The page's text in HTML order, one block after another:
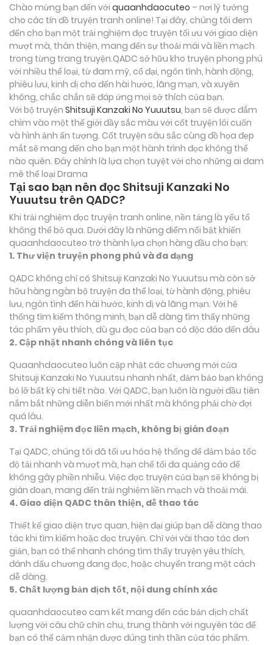
Chào mừng bạn đến với quaanhdaocuteo – nơi lý tưởng
cho các tín đồ truyện tranh online! Tại đây, chúng tôi đem
đến cho bạn một trải nghiệm đọc truyện tối ưu với giao diện
mượt mà, thân thiện, mang đến sự thoải mái và liền mạch
trong từng trang truyện.QADC sở hữu kho truyện phong phú
với nhiều thể loại, từ đam mỹ, cổ đại, ngôn tình, hành động,
phiêu lưu, kinh dị cho đến hài hước, lãng mạn, và xuyên
không, chắc chắn sẽ đáp ứng mọi sở thích của bạn.
Với bộ truyện Shitsuji Kanzaki No Yuuutsu, bạn sẽ được đắm
chìm vào một thế giới đầy sắc màu với cốt truyện lôi cuốn
và hình ảnh ấn tượng. Cốt truyện sâu sắc cùng đồ họa đẹp
mắt sẽ mang đến cho bạn một hành trình đọc không thể
nào quên. Đây chính là lựa chọn tuyệt vời cho những ai đam
mê thể loại Drama
Tại sao bạn nên đọc Shitsuji Kanzaki No
Yuuutsu trên QADC?
Khi trải nghiệm đọc truyện tranh online, nền tảng là yếu tố
không thể bỏ qua. Dưới đây là những điểm nổi bật khiến
quaanhdaocuteo trở thành lựa chọn hàng đầu cho bạn:
1. Thư viện truyện phong phú và đa dạng
QADC không chỉ có Shitsuji Kanzaki No Yuuutsu mà còn sở
hữu hàng ngàn bộ truyện đa thể loại, từ hành động, phiêu
lưu, ngôn tình đến hài hước, kinh dị và lãng mạn. Với hệ
thống tìm kiếm thông minh, bạn dễ dàng tìm thấy những
tác phẩm yêu thích, dù gu đọc của bạn có độc đáo đến đâu
2. Cập nhật nhanh chóng và liên tục
Quaanhdaocuteo luôn cập nhật các chương mới của
Shitsuji Kanzaki No Yuuutsu nhanh nhất, đảm bảo bạn không
bỏ lỡ bất kỳ chi tiết nào. Với QADC, bạn luôn là người đầu tiên
nắm bắt những diễn biến mới nhất mà không phải chờ đợi
quá lâu.
3. Trải nghiệm đọc liền mạch, không bị gián đoạn
Tại QADC, chúng tôi đã tối ưu hóa hệ thống để đảm bảo tốc
độ tải nhanh và mượt mà, hạn chế tối đa quảng cáo để
không gây phiền nhiễu. Việc đọc truyện của bạn sẽ không bị
gián đoạn, mang đến trải nghiệm liền mạch và thoải mái.
4. Giao diện QADC thân thiện, dễ thao tác
Thiết kế giao diện trực quan, hiện đại giúp bạn dễ dàng thao
tác khi tìm kiếm hoặc đọc truyện. Chỉ với vài thao tác đơn
giản, bạn có thể nhanh chóng tìm thấy truyện yêu thích,
đánh dấu chương đang đọc, hoặc chuyển trang một cách
dễ dàng.
5. Chất lượng bản dịch tốt, nội dung chính xác
quaanhdaocuteo cam kết mang đến các bản dịch chất
lượng với câu chữ chỉn chu, trung thành với nguyên tác để
bạn có thể cảm nhận được đúng tinh thần của tác phẩm.